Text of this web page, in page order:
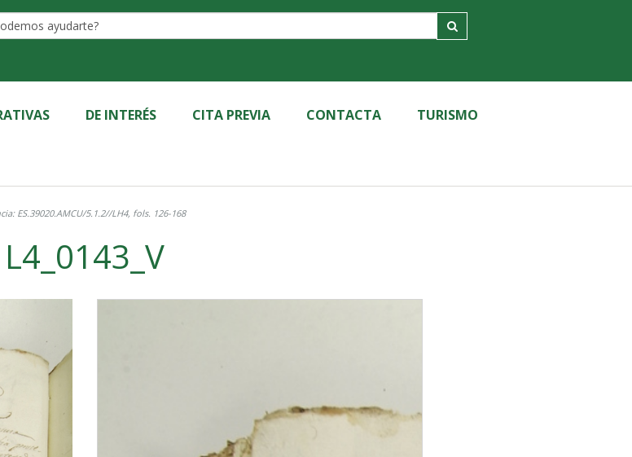
DE INTERÉS CITA PREVIA CONTACTA TURISMO
ES.39020.AMCU/5.1.2//LH4, fols. 126-168
L4_0143_V